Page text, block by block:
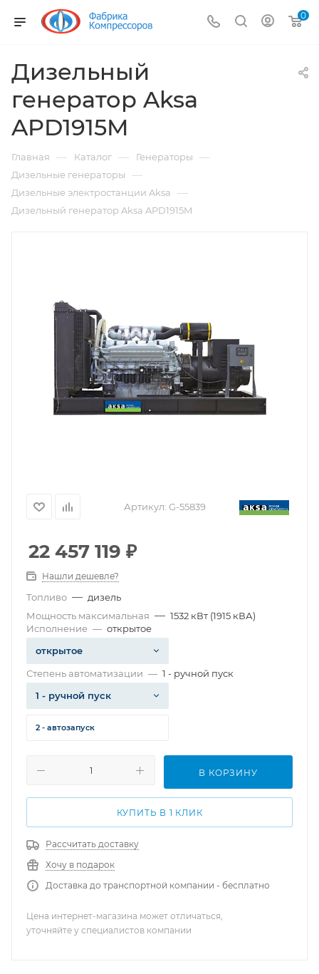
0
Дизельный
генератор Aksa
APD1915M
Главная — Каталог — Генераторы —
Дизельные генераторы —
Дизельные электростанции Aksa —
Дизельный генератор Aksa APD1915M
Артикул: G-55839
22 457 119 ₽
Нашли дешевле?
Топливо — дизель
Мощность максимальная — 1532 кВт (1915 кВА)
Исполнение — открытое
открытое
Степень автоматизации — 1 - ручной пуск
1 - ручной пуск
2 - автозапуск
В КОРЗИНУ
КУПИТЬ В 1 КЛИК
Рассчитать доставку
Хочу в подарок
Доставка до транспортной компании - бесплатно
Цена интернет-магазина может отличаться,
уточняйте у специалистов компании